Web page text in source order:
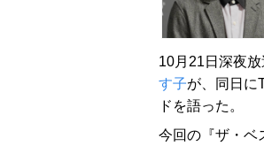
10月21日深夜
す子が、同日に
ドを語った。
今回の『ザ・ベ